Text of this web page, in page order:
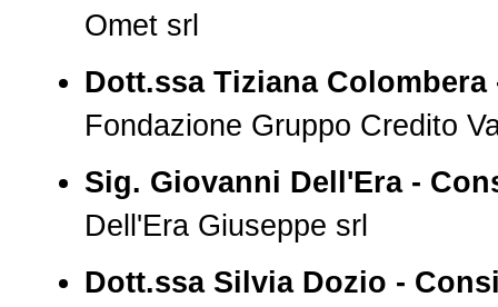
Omet srl
Dott.ssa Tiziana
Fondazione Gruppo Credito
Sig. Giovanni Dell'Era -
Dell'Era Giuseppe srl
Dott.ssa Silvia Dozio -